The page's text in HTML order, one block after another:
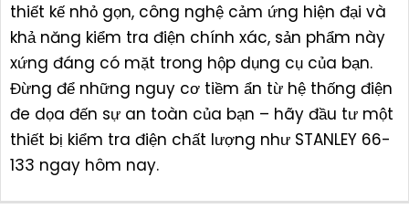
thiết kế nhỏ gọn, công nghệ cảm ứng hiện đại và
khả năng kiểm tra điện chính xác, sản phẩm này
xứng đáng có mặt trong hộp dụng cụ của bạn.
Đừng để những nguy cơ tiềm ẩn từ hệ thống điện
đe dọa đến sự an toàn của bạn – hãy đầu tư một
thiết bị kiểm tra điện chất lượng như STANLEY 66-
133 ngay hôm nay.